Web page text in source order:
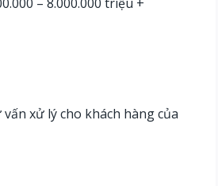
xử lý cho khách hàng của